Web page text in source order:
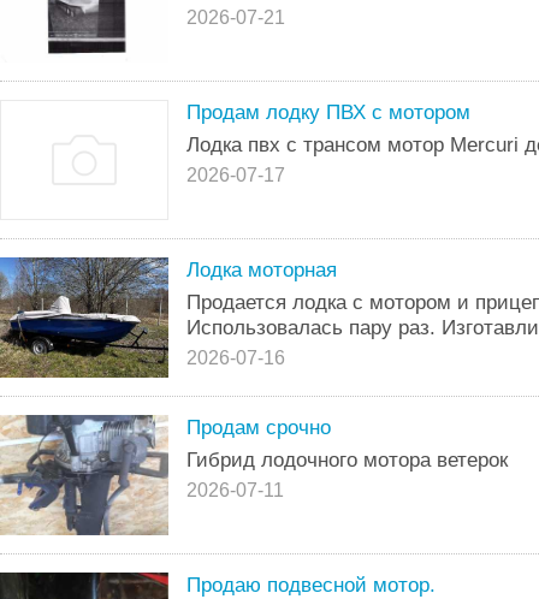
2026-07-21
Продам лодку ПВХ с мотором
Лодка пвх с трансом мотор Mercuri
2026-07-17
Лодка моторная
Продается лодка с мотором и
Использовалась пару раз.
2026-07-16
Продам срочно
Гибрид лодочного мотора ветерок
2026-07-11
Продаю подвесной мотор.